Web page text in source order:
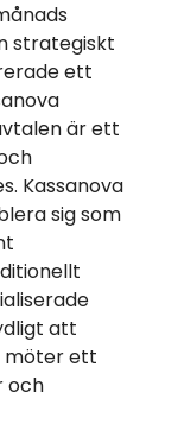
strategiskt
ett
är ett
Kassanova
sig som
att
möter ett
och